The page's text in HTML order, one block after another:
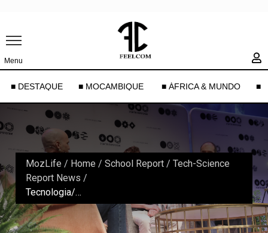
Menu
■ DESTAQUE ■ MOCAMBIQUE ■ ÁFRICA & MUNDO ■
MozLife / Home / School Report / Tech-Science
Report News /
Tecnologia/OpenAI: a crise na empresa-mãe do ChatGPT mostra que a IA (ainda) é assustadora